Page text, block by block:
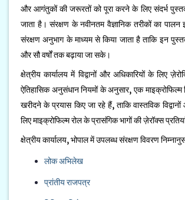
और आगंतुकों की जरूरतों को पूरा करने के लिए संदर्भ
जाता है। संरक्षण के नवीनतम वैज्ञानिक तरीकों का
संरक्षण अनुभाग के माध्यम से किया जाता है ताकि इन
और सौ वर्षों तक बढ़ाया जा सके।
क्षेत्रीय कार्यालय में विद्वानों और अधिकारियों के लिए
ऐतिहासिक अनुसंधान नियमों के अनुसार, एक
खरीदने के प्रयास किए जा रहे हैं, ताकि वास्तविक
लिए माइक्रोफिल्म रोल के प्रासंगिक भागों की ज़ेरॉक्स
क्षेत्रीय कार्यालय, भोपाल में उपलब्ध संरक्षण विवरण
लोक अभिलेख
प्रांतीय राजपत्र